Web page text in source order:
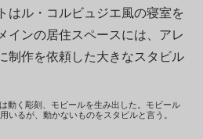
はル・コルビュジエ風の寝室を
インの居住スペースには、アレ
制作を依頼した大きなスタビル
く彫刻、モビールを生み出した。モビール
いるが、動かないものをスタビルと言う。